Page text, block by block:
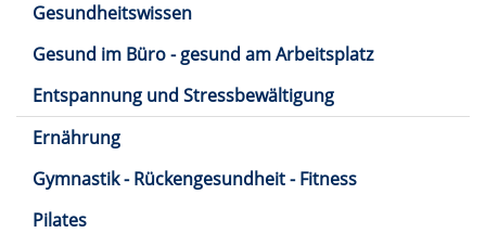
Gesundheitswissen
Gesund im Büro - gesund am Arbeitsplatz
Entspannung und Stressbewältigung
Ernährung
Gymnastik - Rückengesundheit - Fitness
Pilates